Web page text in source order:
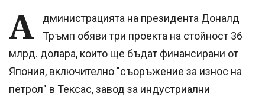
А
дминистрацията на президента Доналд
Тръмп обяви три проекта на стойност 36
млрд. долара, които ще бъдат финансирани от
Япония, включително "съоръжение за износ на
петрол" в Тексас, завод за индустриални